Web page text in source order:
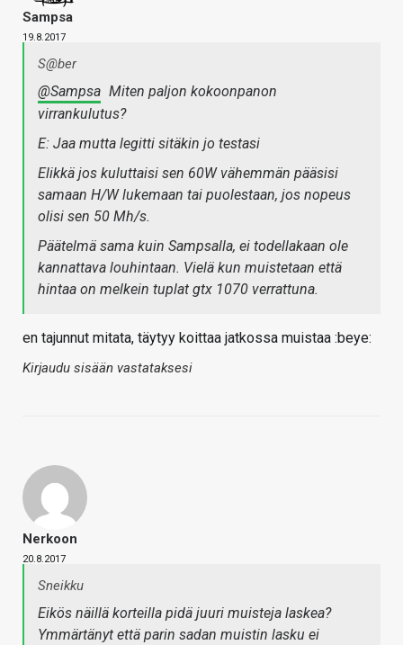
Sampsa
19.8.2017
S@ber
@Sampsa Miten paljon kokoonpanon
virrankulutus?
E: Jaa mutta legitti sitäkin jo testasi
Elikkä jos kuluttaisi sen 60W vähemmän pääsisi
samaan H/W lukemaan tai puolestaan, jos nopeus
olisi sen 50 Mh/s.
Päätelmä sama kuin Sampsalla, ei todellakaan ole
kannattava louhintaan. Vielä kun muistetaan että
hintaa on melkein tuplat gtx 1070 verrattuna.
en tajunnut mitata, täytyy koittaa jatkossa muistaa :beye:
Kirjaudu sisään vastataksesi
Nerkoon
20.8.2017
Sneikku
Eikös näillä korteilla pidä juuri muisteja laskea?
Ymmärtänyt että parin sadan muistin lasku ei